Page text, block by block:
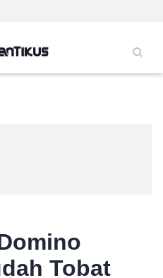
Tobat